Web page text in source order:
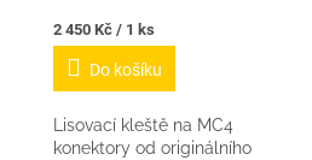
Měrná
cena:
2 450 Kč / 1 ks
Do košíku
Lisovací kleště na MC4
konektory od originálního